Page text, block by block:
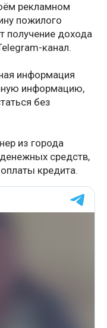
рекламном
пожилого
получение дохода
канал.
информация
информацию,
без
из города
средств,
кредита.